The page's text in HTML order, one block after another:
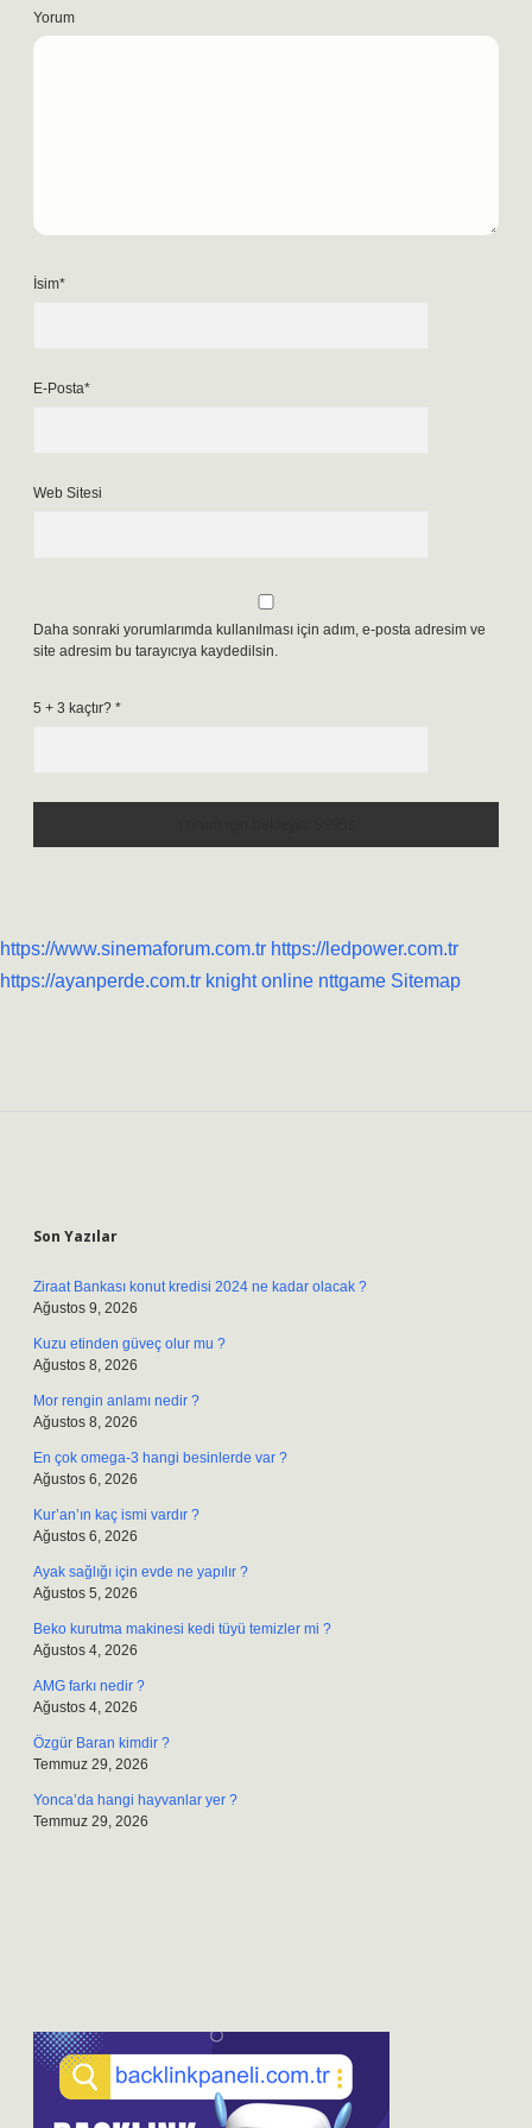
Yorum
İsim*
E-Posta*
Web Sitesi
Daha sonraki yorumlarımda kullanılması için adım, e-posta adresim ve
site adresim bu tarayıcıya kaydedilsin.
5 + 3 kaçtır? *
https://www.sinemaforum.com.tr https://ledpower.com.tr
https://ayanperde.com.tr knight online nttgame Sitemap
Son Yazılar
Ziraat Bankası konut kredisi 2024 ne kadar olacak ?
Ağustos 9, 2026
Kuzu etinden güveç olur mu ?
Ağustos 8, 2026
Mor rengin anlamı nedir ?
Ağustos 8, 2026
En çok omega-3 hangi besinlerde var ?
Ağustos 6, 2026
Kur’an’ın kaç ismi vardır ?
Ağustos 6, 2026
Ayak sağlığı için evde ne yapılır ?
Ağustos 5, 2026
Beko kurutma makinesi kedi tüyü temizler mi ?
Ağustos 4, 2026
AMG farkı nedir ?
Ağustos 4, 2026
Özgür Baran kimdir ?
Temmuz 29, 2026
Yonca’da hangi hayvanlar yer ?
Temmuz 29, 2026